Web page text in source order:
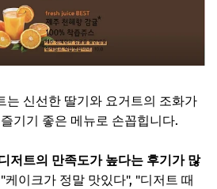
는 신선한 딸기와 요거트의 조화가
기기 좋은 메뉴로 손꼽힙니다.
저트의 만족도가 높다는 후기가 많
이크가 정말 맛있다", "디저트 때